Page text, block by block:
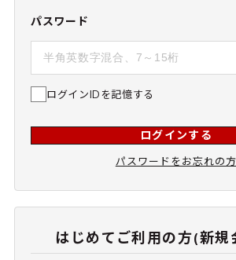
パスワード
ログインIDを記憶する
ログインする
パスワードをお忘れの方
はじめてご利用の方(新規